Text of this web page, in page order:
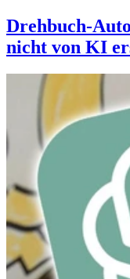
Drehbuch-
nicht von KI